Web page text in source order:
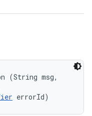
(String msg,
errorId)